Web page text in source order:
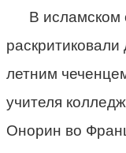
В исламском
раскритиковали
летним
учителя
Онорин во